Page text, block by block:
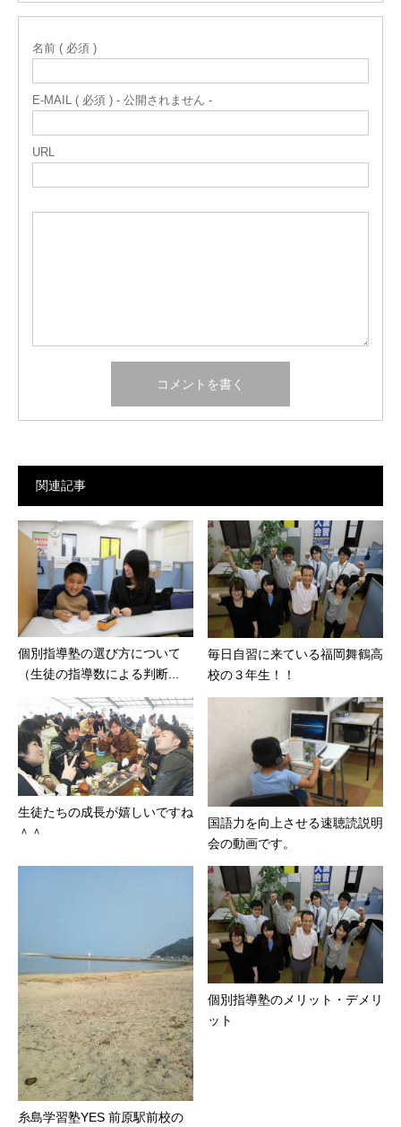
名前 ( 必須 )
E-MAIL ( 必須 ) - 公開されません -
URL
関連記事
個別指導塾の選び方について
（生徒の指導数による判断...
毎日自習に来ている福岡舞鶴高
校の３年生！！
生徒たちの成長が嬉しいですね
＾＾
国語力を向上させる速聴読説明
会の動画です。
糸島学習塾YES 前原駅前校の
個別指導塾のメリット・デメリ
ット